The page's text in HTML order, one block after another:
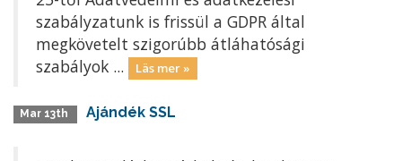
szabályzatunk is frissül a GDPR által
megkövetelt szigorúbb átláhatósági
szabályok ...
Läs mer »
Mar 13th Ajándék SSL